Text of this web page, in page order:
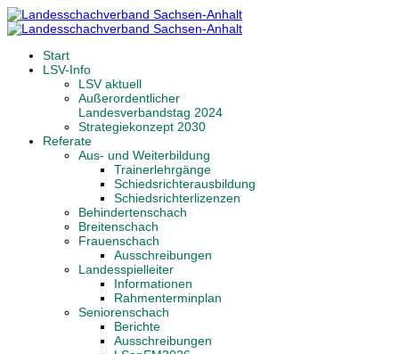
Start
LSV-Info
LSV aktuell
Außerordentlicher
Landesverbandstag 2024
Strategiekonzept 2030
Referate
Aus- und Weiterbildung
Trainerlehrgänge
Schiedsrichterausbildung
Schiedsrichterlizenzen
Behindertenschach
Breitenschach
Frauenschach
Ausschreibungen
Landesspielleiter
Informationen
Rahmenterminplan
Seniorenschach
Berichte
Ausschreibungen